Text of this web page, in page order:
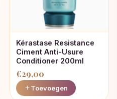
Kérastase Resistance
Ciment Anti-Usure
Conditioner 200ml
€29,00
Toevoegen